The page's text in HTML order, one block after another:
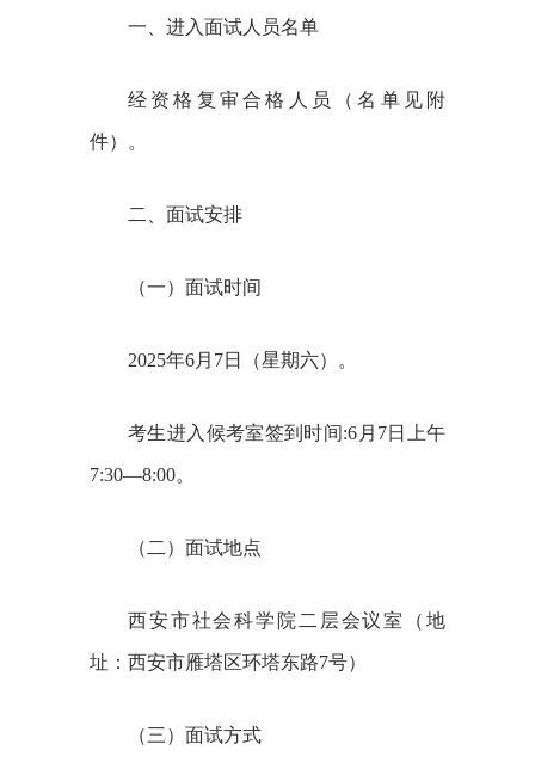
一、进入面试人员名单
经资格复审合格人员（名单见附
件）。
二、面试安排
（一）面试时间
2025年6月 7日（星期六）。
考生进入候考室签到时间:6 月 7日上午
7:30—8:00。
（二）面试地点
西安市社会科学院二层会议室（地
址：西安市雁塔区环塔东路7号）
（三）面试方式